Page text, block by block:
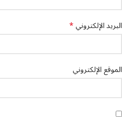
البريد الإلكتروني*
الموقع الإلكتروني